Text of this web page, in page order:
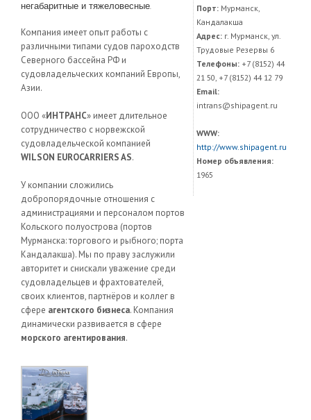
негабаритные и тяжеловесные.
Компания имеет опыт работы с
различными типами судов пароходств
Северного бассейна РФ и
судовладельческих компаний Европы,
Азии.
ООО «ИНТРАНС» имеет длительное
сотрудничество с норвежской
судовладельческой компанией
WILSON EUROCARRIERS AS.
У компании сложились
добропорядочные отношения с
администрациями и персоналом портов
Кольского полуострова (портов
Мурманска: торгового и рыбного; порта
Кандалакша). Мы по праву заслужили
авторитет и снискали уважение среди
судовладельцев и фрахтователей,
своих клиентов, партнёров и коллег в
сфере агентского бизнеса. Компания
динамически развивается в сфере
морского агентирования.
Порт:Мурманск,
Кандалакша
Адрес:г. Мурманск, ул.
Трудовые Резервы 6
Телефоны:+7 (8152) 44
21 50, +7 (8152) 44 12 79
Email:
intrans@shipagent.ru
WWW:
http://www.shipagent.ru
Номер объявления:
1965